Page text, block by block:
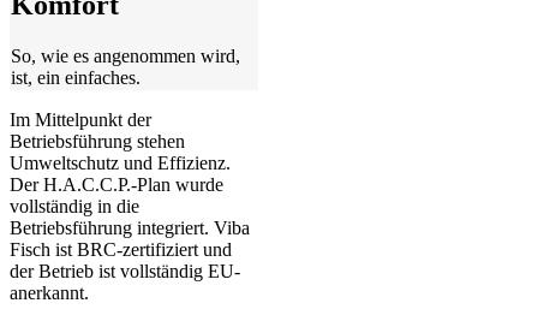
So, wie es angenommen wird,
ist, ein einfaches.
Im Mittelpunkt der
Betriebsführung stehen
Umweltschutz und Effizienz.
Der H.A.C.C.P.-Plan wurde
vollständig in die
Betriebsführung integriert. Viba
Fisch ist BRC-zertifiziert und
der Betrieb ist vollständig EU-
anerkannt.